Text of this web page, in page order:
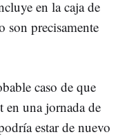
en la caja de
son precisamente
caso de que
en una jornada de
estar de nuevo